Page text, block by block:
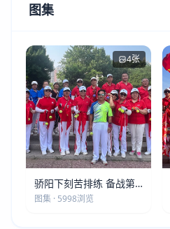
图集
4张
骄阳下刻苦排练 备战第
五届莫斯科世界大健康运
图集 · 5998浏览